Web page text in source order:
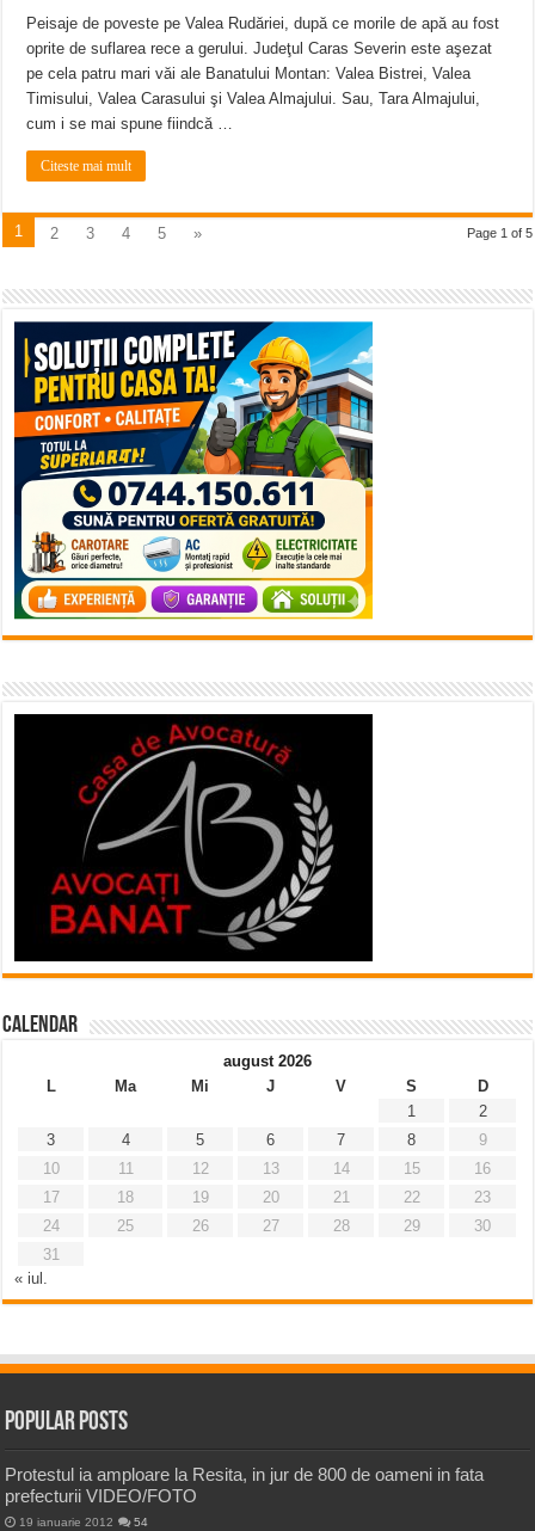
Peisaje de poveste pe Valea Rudăriei, după ce morile de apă au fost
oprite de suflarea rece a gerului. Judeţul Caras Severin este aşezat
pe cela patru mari văi ale Banatului Montan: Valea Bistrei, Valea
Timisului, Valea Carasului şi Valea Almajului. Sau, Tara Almajului,
cum i se mai spune fiindcă …
Citeste mai mult
Page 1 of 5
1 2 3 4 5 »
Calendar
august 2026
L
Ma Mi J V S
D
1
2
3
4 5 6 7 8
9
10
11 12 13 14 15
16
17
18 19 20 21 22
23
24
25 26 27 28 29
30
31
« iul.
Popular Posts
Protestul ia amploare la Resita, in jur de 800 de oameni in fata
prefecturii VIDEO/FOTO
19 ianuarie 2012 54